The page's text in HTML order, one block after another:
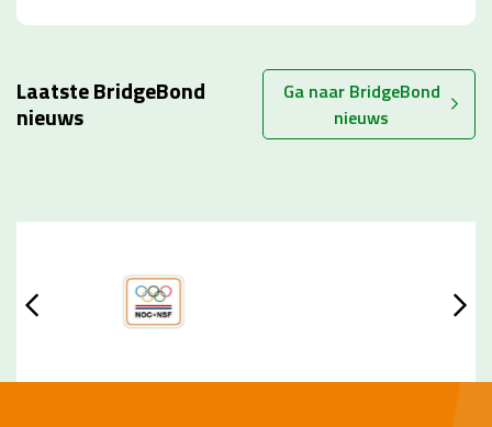
Laatste BridgeBond
nieuws
Ga naar BridgeBond
nieuws